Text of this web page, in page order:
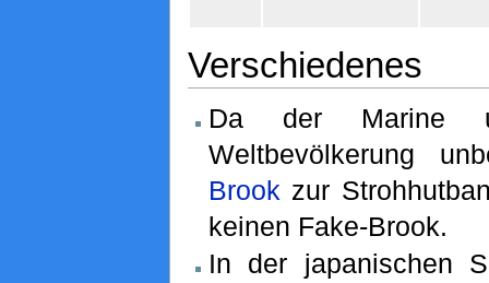
Verschiedenes
Da der Marine
Weltbevölkerung
Brook zur
keinen Fake-Brook.
In der japanischen